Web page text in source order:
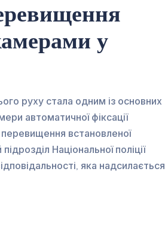
у
руху стала одним із основних
автоматичної фіксації
встановленої
Національної поліції
яка надсилається